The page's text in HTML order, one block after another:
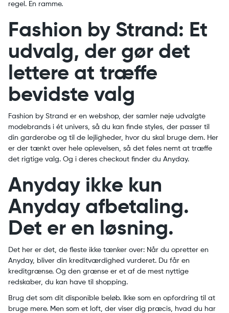
regel. En ramme.
Fashion by Strand: Et
udvalg, der gør det
lettere at træffe
bevidste valg
Fashion by Strand er en webshop, der samler nøje udvalgte
modebrands i ét univers, så du kan finde styles, der passer til
din garderobe og til de lejligheder, hvor du skal bruge dem. Her
er der tænkt over hele oplevelsen, så det føles nemt at træffe
det rigtige valg. Og i deres checkout finder du Anyday.
Anyday ikke kun
Anyday afbetaling.
Det er en løsning.
Det her er det, de fleste ikke tænker over: Når du opretter en
Anyday, bliver din kreditværdighed vurderet. Du får en
kreditgrænse. Og den grænse er et af de mest nyttige
redskaber, du kan have til shopping.
Brug det som dit disponible beløb. Ikke som en opfordring til at
bruge mere. Men som et loft, der viser dig præcis, hvad du har